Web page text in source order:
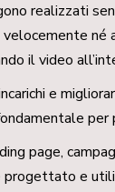
realizzati
velocemente
il video
e
page,
progettato e